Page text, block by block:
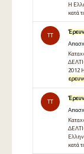
Η
κατά
TT
2012
TT
κατά